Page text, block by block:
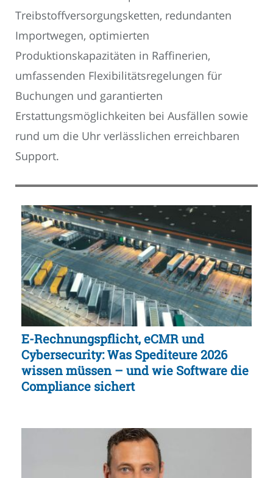
Treibstoffversorgungsketten, redundanten
Importwegen, optimierten
Produktionskapazitäten in Raffinerien,
umfassenden Flexibilitätsregelungen für
Buchungen und garantierten
Erstattungsmöglichkeiten bei Ausfällen sowie
rund um die Uhr verlässlichen erreichbaren
Support.
E-Rechnungspflicht, eCMR und
Cybersecurity: Was Spediteure 2026
wissen müssen – und wie Software die
Compliance sichert